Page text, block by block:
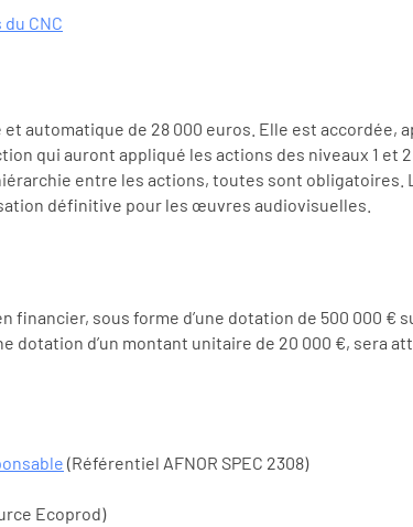
CNC
automatique de 28 000 euros. Elle est accordée,
qui auront appliqué les actions des niveaux 1
entre les actions, toutes sont
définitive pour les œuvres audiovisuelles.
financier, sous forme d’une dotation de 500 000
dotation d’un montant unitaire de 20 000 €, sera
(Référentiel AFNOR SPEC 2308)
Ecoprod)